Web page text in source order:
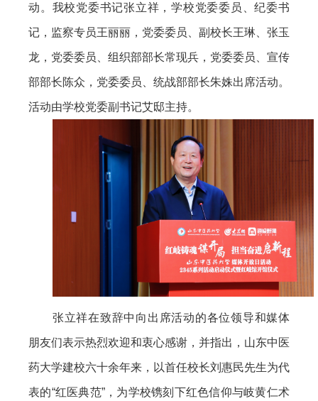
动。我校党委书记张立祥，学校党委委员、纪委书
记，监察专员王丽丽，党委委员、副校长王琳、张玉
龙，党委委员、组织部部长常现兵，党委委员、宣传
部部长陈众，党委委员、统战部部长朱姝出席活动。
活动由学校党委副书记艾邸主持。
张立祥在致辞中向出席活动的各位领导和媒体
朋友们表示热烈欢迎和衷心感谢，并指出，山东中医
药大学建校六十余年来，以首任校长刘惠民先生为代
表的“红医典范”，为学校镌刻下红色信仰与岐黄仁术